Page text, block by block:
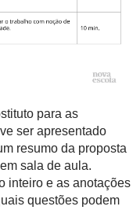
para as
ser apresentado
resumo da proposta
sala de aula.
inteiro e as anotações
questões podem